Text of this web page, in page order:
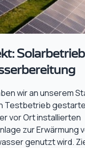
wir an unserem
Testbetrieb
vor Ort installierten
zur Erwärmung
genutzt wird.